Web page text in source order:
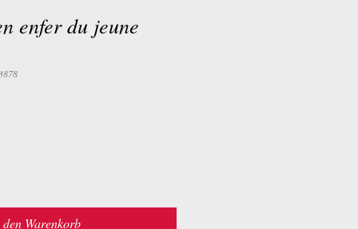
enfer du jeune
den Warenkorb